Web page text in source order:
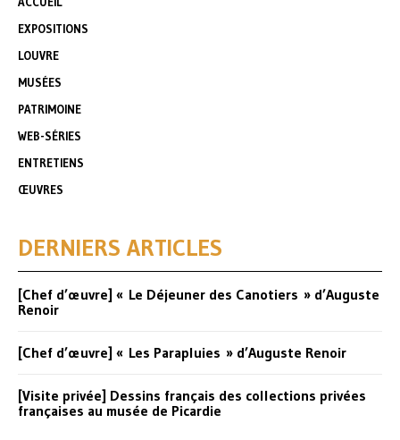
EXPOSITIONS
LOUVRE
MUSÉES
PATRIMOINE
WEB-SÉRIES
ENTRETIENS
ŒUVRES
DERNIERS ARTICLES
[Chef d’œuvre] « Le Déjeuner des Canotiers » d’Auguste
Renoir
[Chef d’œuvre] « Les Parapluies » d’Auguste Renoir
[Visite privée] Dessins français des collections privées
françaises au musée de Picardie